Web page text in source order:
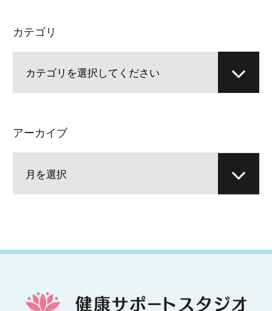
カテゴリ
アーカイブ